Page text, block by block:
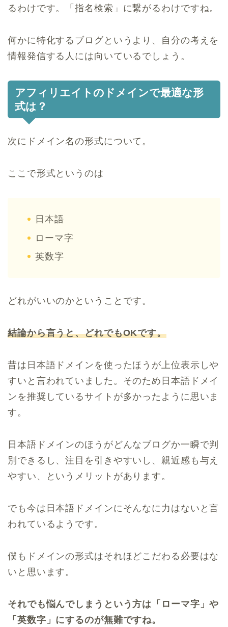
るわけです。「指名検索」に繋がるわけですね。
何かに特化するブログというより、自分の考えを
情報発信する人には向いているでしょう。
アフィリエイトのドメインで最適な形
式は？
次にドメイン名の形式について。
ここで形式というのは
日本語
ローマ字
英数字
どれがいいのかということです。
結論から言うと、どれでもOKです。
昔は日本語ドメインを使ったほうが上位表示しや
すいと言われていました。そのため日本語ドメイ
ンを推奨しているサイトが多かったように思いま
す。
日本語ドメインのほうがどんなブログか一瞬で判
別できるし、注目を引きやすいし、親近感も与え
やすい、というメリットがあります。
でも今は日本語ドメインにそんなに力はないと言
われているようです。
僕もドメインの形式はそれほどこだわる必要はな
いと思います。
それでも悩んでしまうという方は「ローマ字」や
「英数字」にするのが無難ですね。